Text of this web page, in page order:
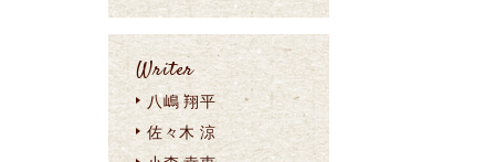
Writer
八嶋 翔平
佐々木 涼